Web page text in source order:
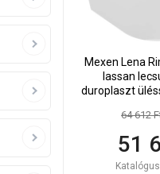
Mexen Lena
lassan
duroplaszt
64 612
51